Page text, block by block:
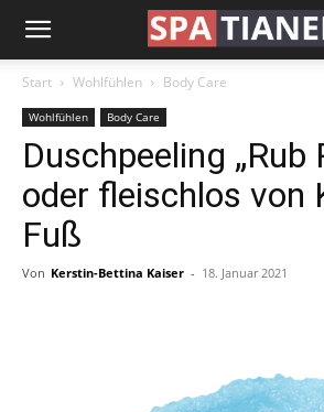
Start Wohlfühlen Body Care
Wohlfühlen Body Care
Duschpeeling „Rub
oder fleischlos von
Fuß
Von Kerstin-Bettina Kaiser - 18. Januar 2021